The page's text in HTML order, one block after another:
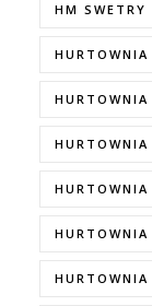
HM SWETRY
HURTOWNIA